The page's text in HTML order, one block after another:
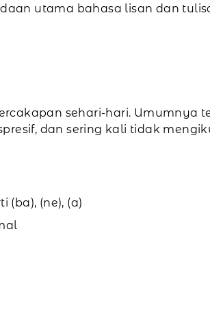
utama bahasa lisan dan
sehari-hari. Umumnya
dan sering kali tidak
(ba), (ne), (a)